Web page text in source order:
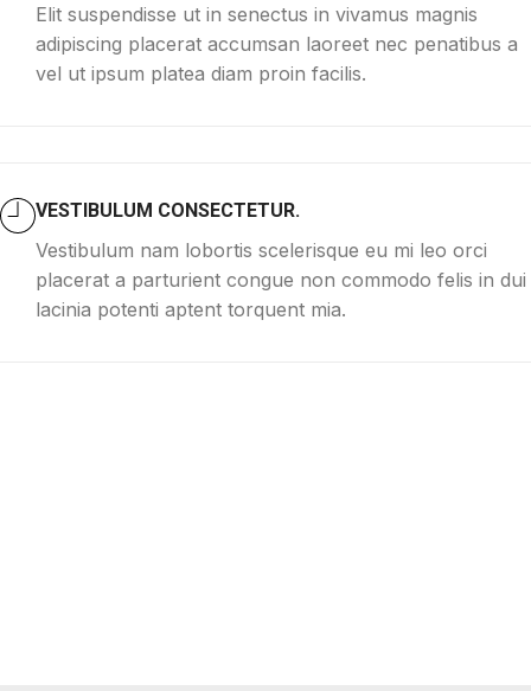
Elit suspendisse ut in senectus in vivamus magnis
adipiscing placerat accumsan laoreet nec penatibus a
vel ut ipsum platea diam proin facilis.
VESTIBULUM CONSECTETUR.
Vestibulum nam lobortis scelerisque eu mi leo orci
placerat a parturient congue non commodo felis in dui
lacinia potenti aptent torquent mia.